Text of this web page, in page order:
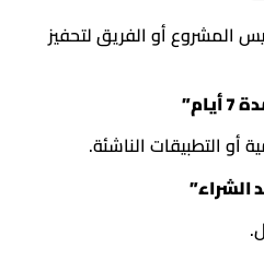
أو الفريق لتحفيز
أو التطبيقات الناشئة.